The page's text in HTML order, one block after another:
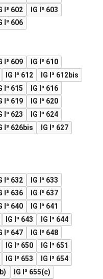
I³ 602
IG I³ 603
I³ 606
I³ 609
IG I³ 610
IG I³ 612
IG I³ 612bis
I³ 615
IG I³ 616
I³ 619
IG I³ 620
I³ 623
IG I³ 624
I³ 626bis
IG I³ 627
I³ 632
IG I³ 633
I³ 636
IG I³ 637
I³ 640
IG I³ 641
IG I³ 643
IG I³ 644
I³ 647
IG I³ 648
IG I³ 650
IG I³ 651
IG I³ 653
IG I³ 654
IG I³ 655(c)